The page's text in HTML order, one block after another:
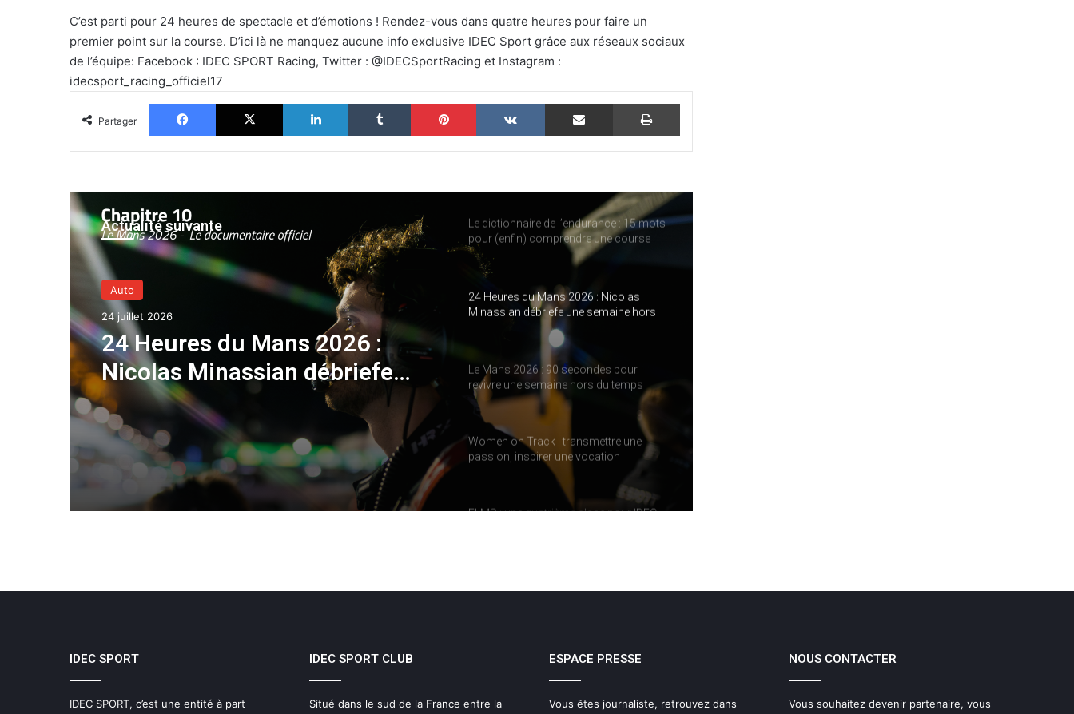
C’est parti pour 24 heures de spectacle et d’émotions ! Rendez-vous dans quatre heures pour faire un
premier point sur la course. D’ici là ne manquez aucune info exclusive IDEC Sport grâce aux réseaux sociaux
de l’équipe: Facebook : IDEC SPORT Racing, Twitter : @IDECSportRacing et Instagram :
idecsport_racing_officiel17
Partager
Facebook X Linkedin Tumblr Pinterest VKontakte Partager par email Imprimer
Actualité suivante
Auto
24 juillet 2026
24 Heures du Mans 2026 :
Nicolas Minassian débriefe
une semaine hors norme
passion, inspirer une vocation
SPORT à Imola, pendant qu’IDEC
Classic
IMOLA, LE MOMENT OÙ LA SAISON
Le dictionnaire de l’endurance : 15 mots
pour (enfin) comprendre une course
d’European Le Mans Series
24 Heures du Mans 2026 : Nicolas
Minassian débriefe une semaine hors
Le Mans 2026 : 90 secondes pour
revivre une semaine hors du temps
Women on Track : transmettre une
passion, inspirer une vocation
ELMS : une quatrième place pour IDEC
Le dictionnaire de l’endurance : 15 mots
IDEC SPORT
IDEC SPORT, c’est une entité à part
IDEC SPORT CLUB
Situé dans le sud de la France entre la
ESPACE PRESSE
Vous êtes journaliste, retrouvez dans
NOUS CONTACTER
Vous souhaitez devenir partenaire, vous